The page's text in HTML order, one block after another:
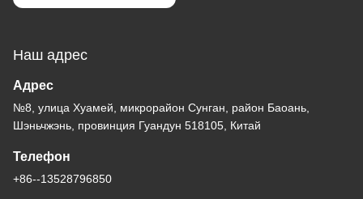
Наш адрес
Адрес
№8, улица Хуамей, микрорайон Сунган, район Баоань,
Шэньчжэнь, провинция Гуандун 518105, Китай
Телефон
+86--13528796850